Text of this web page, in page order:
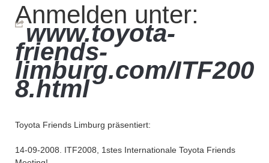
Anmelden unter:
www.toyota-
friends-
limburg.com/ITF200
8.html
Toyota Friends Limburg präsentiert:
14-09-2008. ITF2008, 1stes Internationale Toyota Friends